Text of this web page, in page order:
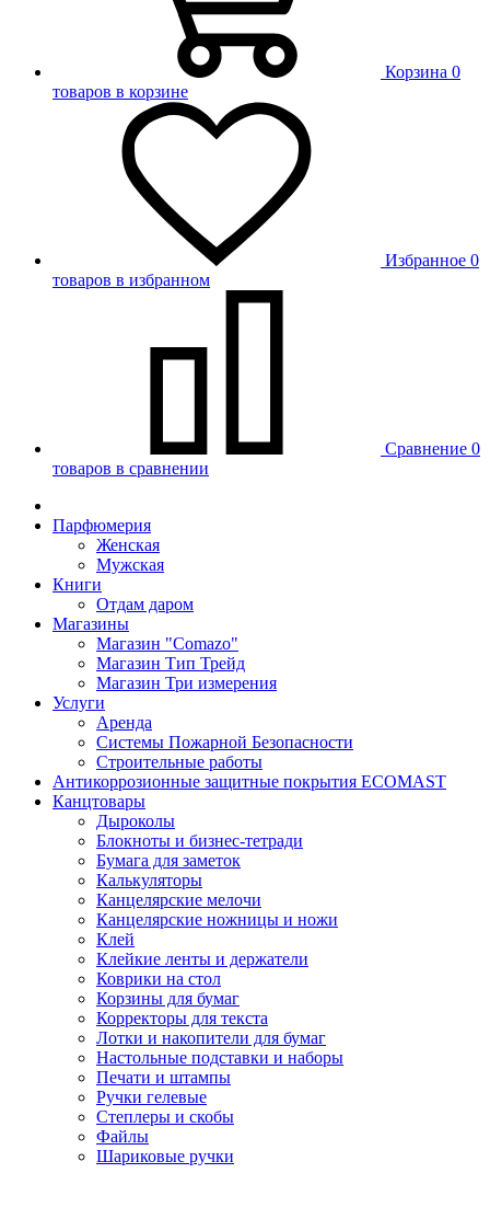
Корзина 0
товаров в корзине
Избранное 0
товаров в избранном
Сравнение 0
товаров в сравнении
Парфюмерия
Женская
Мужская
Книги
Отдам даром
Магазины
Магазин "Comazo"
Магазин Тип Трейд
Магазин Три измерения
Услуги
Аренда
Системы Пожарной Безопасности
Строительные работы
Антикоррозионные защитные покрытия ECOMAST
Канцтовары
Дыроколы
Блокноты и бизнес-тетради
Бумага для заметок
Калькуляторы
Канцелярские мелочи
Канцелярские ножницы и ножи
Клей
Клейкие ленты и держатели
Коврики на стол
Корзины для бумаг
Корректоры для текста
Лотки и накопители для бумаг
Настольные подставки и наборы
Печати и штампы
Ручки гелевые
Степлеры и скобы
Файлы
Шариковые ручки